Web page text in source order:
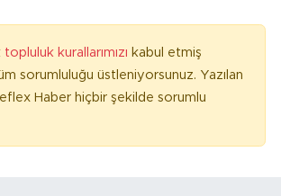
topluluk kurallarımızı kabul etmiş
sorumluluğu üstleniyorsunuz. Yazılan
Haber hiçbir şekilde sorumlu